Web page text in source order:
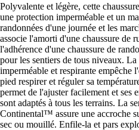
Polyvalente et légère, cette
une protection imperméable et un
randonnées d'une journée et les
associe l'amorti d'une chaussure de
l'adhérence d'une chaussure de
pour les sentiers de tous niveaux.
imperméable et respirante empêche
pied respirer et réguler sa
permet de l'ajuster facilement et ses
sont adaptés à tous les terrains. La
Continental™ assure une accroche
sec ou mouillé. Enfile-la et pars